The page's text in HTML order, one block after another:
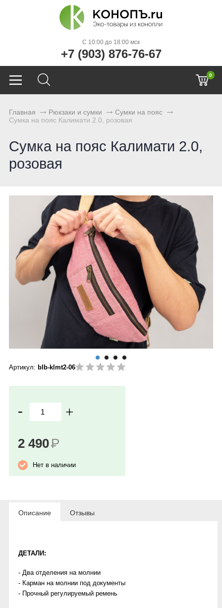
C 10:00 до 18:00 мск
+7 (903) 876-76-67
0
Главная Рюкзаки и сумки
Сумки на пояс
Сумка на пояс Калимати 2.0, розовая
Сумка на пояс Калимати 2.0,
розовая
Артикул: blb-klmt2-06
- +
2 490Р
Нет в наличии
Описание Отзывы
ДЕТАЛИ:
- Два отделения на молнии
- Карман на молнии под документы
- Прочный регулируемый ремень